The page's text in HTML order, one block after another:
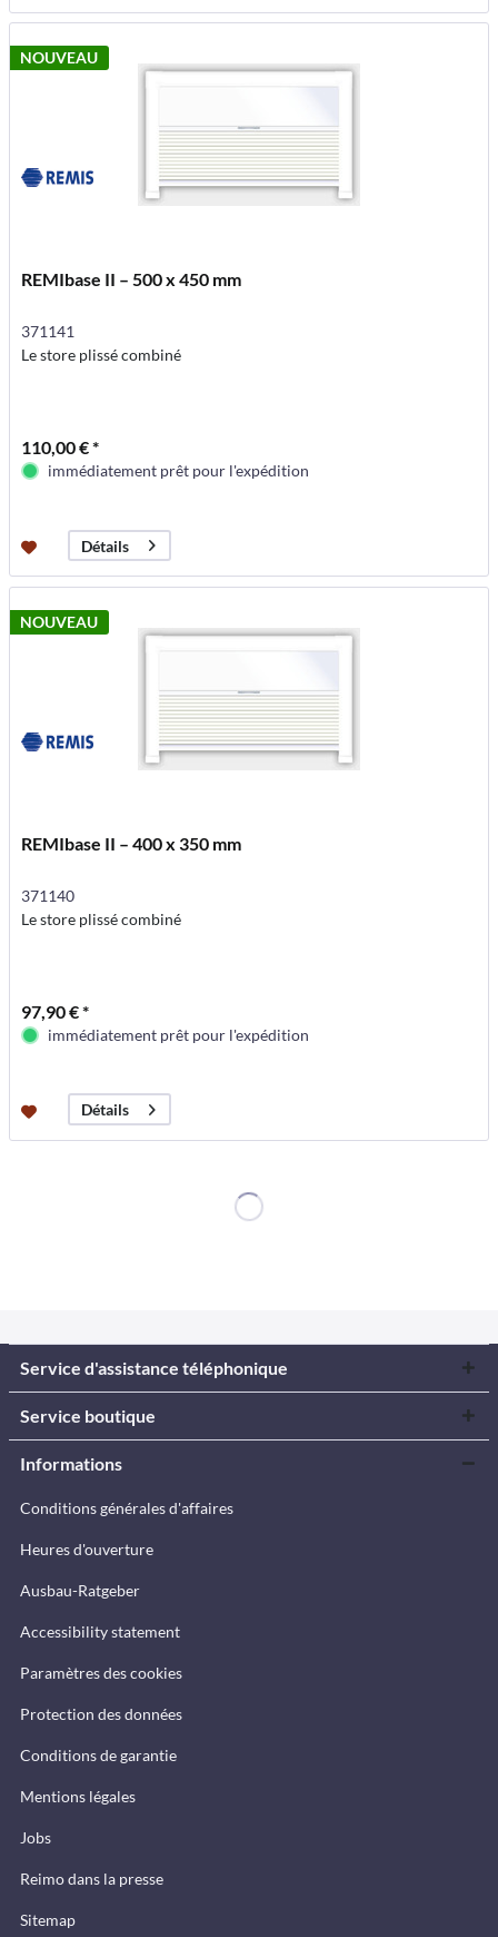
NOUVEAU
REMIbase II – 500 x 450 mm
371141
Le store plissé combiné
110,00 € *
immédiatement prêt pour l'expédition
Détails
NOUVEAU
REMIbase II – 400 x 350 mm
371140
Le store plissé combiné
97,90 € *
immédiatement prêt pour l'expédition
Détails
Service d'assistance téléphonique
Service boutique
Informations
Conditions générales d'affaires
Heures d'ouverture
Ausbau-Ratgeber
Accessibility statement
Paramètres des cookies
Protection des données
Conditions de garantie
Mentions légales
Jobs
Reimo dans la presse
Sitemap